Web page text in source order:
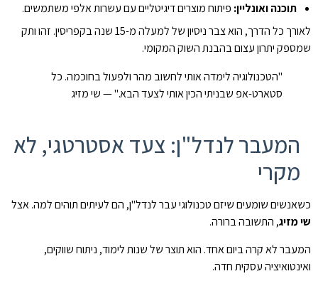
תוכנה ואונליין: פיתוח מוצרים דיגיטליים עם עשרות אלפי משתמשים.
לאורך כל הדרך, הוא צבר ניסיון של למעלה מ-15 שנה בקפריסין. זהו ותק
שמספק יתרון עצום בהבנת השוק המקומי.
"הטכנולוגיה לימדה אותי לחשוב מהר ולפעול בחוכמה. כל
סטארט-אפ שבניתי הכין אותי לצעד הבא." — שי מזיג
המעבר לנדל"ן: צעד אסטרטגי, לא
מקרי
כשאנשים שומעים שיזם טכנולוגי עבר לנדל"ן, הם לעיתים תוהים למה. אצל
שי מזיג, התשובה ברורה.
המעבר לא קרה ביום אחד. הוא תוצר של שנות לימוד, ניתוח שווקים,
ואינטואיציה עסקית חדה.